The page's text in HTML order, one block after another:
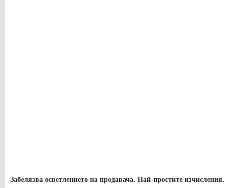
Забелязва осветлението на продавача. Най-простите изчисления.